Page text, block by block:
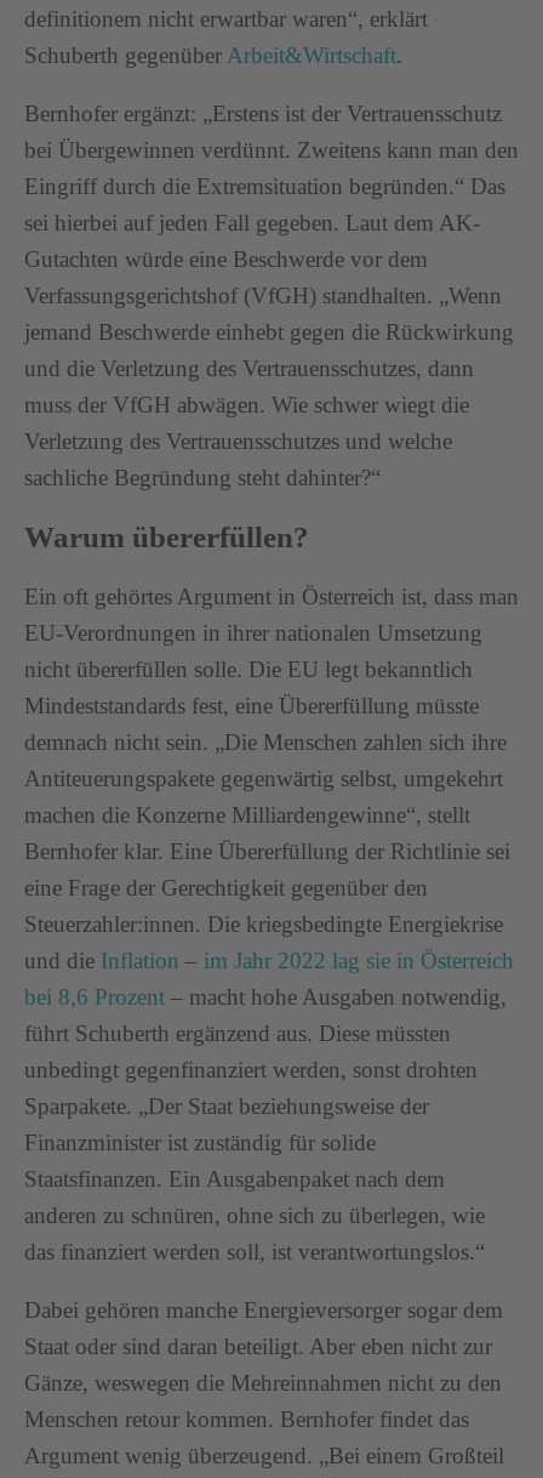
definitionem nicht erwartbar waren“, erklärt
Schuberth gegenüberArbeit&Wirtschaft.
Bernhofer ergänzt: „Erstens ist der Vertrauensschutz
bei Übergewinnen verdünnt. Zweitens kann man den
Eingriff durch die Extremsituation begründen.“ Das
sei hierbei auf jeden Fall gegeben. Laut dem AK-
Gutachten würde eine Beschwerde vor dem
Verfassungsgerichtshof (VfGH) standhalten. „Wenn
jemand Beschwerde einhebt gegen die Rückwirkung
und die Verletzung des Vertrauensschutzes, dann
muss der VfGH abwägen. Wie schwer wiegt die
Verletzung des Vertrauensschutzes und welche
sachliche Begründung steht dahinter?“
Warum übererfüllen?
Ein oft gehörtes Argument in Österreich ist, dass man
EU-Verordnungen in ihrer nationalen Umsetzung
nicht übererfüllen solle. Die EU legt bekanntlich
Mindeststandards fest, eine Übererfüllung müsste
demnach nicht sein. „Die Menschen zahlen sich ihre
Antiteuerungspakete gegenwärtig selbst, umgekehrt
machen die Konzerne Milliardengewinne“, stellt
Bernhofer klar. Eine Übererfüllung der Richtlinie sei
eine Frage der Gerechtigkeit gegenüber den
Steuerzahler:innen. Die kriegsbedingte Energiekrise
und die Inflation – im Jahr 2022 lag sie in Österreich
bei 8,6 Prozent – macht hohe Ausgaben notwendig,
führt Schuberth ergänzend aus. Diese müssten
unbedingt gegenfinanziert werden, sonst drohten
Sparpakete. „Der Staat beziehungsweise der
Finanzminister ist zuständig für solide
Staatsfinanzen. Ein Ausgabenpaket nach dem
anderen zu schnüren, ohne sich zu überlegen, wie
das finanziert werden soll, ist verantwortungslos.“
Dabei gehören manche Energieversorger sogar dem
Staat oder sind daran beteiligt. Aber eben nicht zur
Gänze, weswegen die Mehreinnahmen nicht zu den
Menschen retour kommen. Bernhofer findet das
Argument wenig überzeugend. „Bei einem Großteil